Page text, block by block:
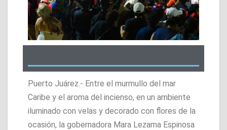
Puerto Juárez.- Entre el murmullo del mar
Caribe y el aroma del incienso, en un ambiente
iluminado con velas y decorado con flores de la
ocasión, la gobernadora Mara Lezama Espinosa